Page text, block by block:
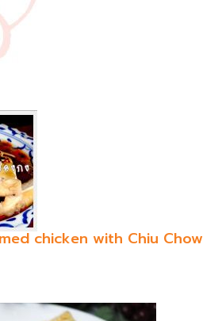
chicken with Chiu Chow